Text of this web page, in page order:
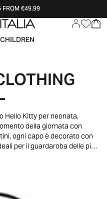
FROM €49.99
CHILDREN
Hello Kitty per neonata,
della giornata con
ogni capo è decorato con
per il guardaroba delle più